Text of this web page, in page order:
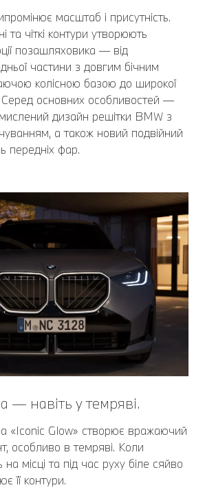
масштаб і присутність.
та чіткі контури утворюють
позашляховика — від
частини з довгим бічним
колісною базою до широкої
Серед основних особливостей —
дизайн решітки BMW з
а також новий подвійний
передніх фар.
— навіть у темряві.
«Iconic Glow» створює вражаючий
особливо в темряві. Коли
на місці та під час руху біле сяйво
її контури.